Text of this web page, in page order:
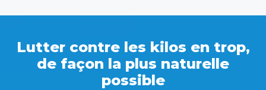
Lutter contre les kilos en trop,
de façon la plus naturelle
possible